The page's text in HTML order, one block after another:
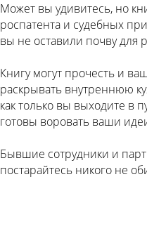
Может вы удивитесь, но
роспатента и судебных
вы не оставили почву для
Книгу могут прочесть и
раскрывать внутреннюю
как только вы выходите в
готовы воровать ваши
Бывшие сотрудники и
постарайтесь никого не